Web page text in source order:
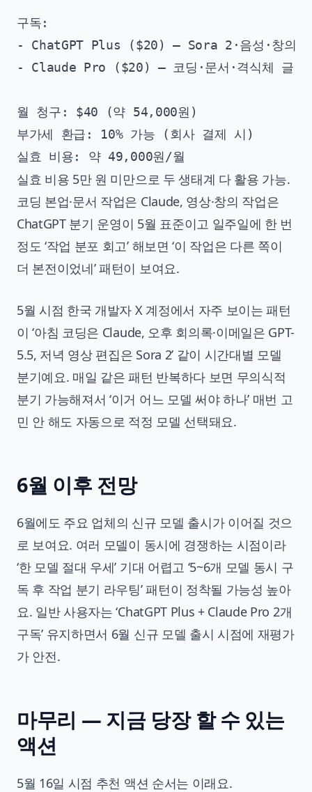
구독:
- ChatGPT Plus ($20) — Sora 2·음성·창의
- Claude Pro ($20) — 코딩·문서·격식체 글
월 청구: $40 (약 54,000원)
부가세 환급: 10% 가능 (회사 결제 시)
실효 비용 5만 원 미만으로 두 생태계 다 활용 가능.
코딩 본업·문서 작업은 Claude, 영상·창의 작업은
ChatGPT 분기 운영이 5월 표준이고 일주일에 한 번
정도 ‘작업 분포 회고’ 해보면 ‘이 작업은 다른 쪽이
더 본전이었네’ 패턴이 보여요.
5월 시점 한국 개발자 X 계정에서 자주 보이는 패턴
이 ‘아침 코딩은 Claude, 오후 회의록·이메일은 GPT-
5.5, 저녁 영상 편집은 Sora 2’ 같이 시간대별 모델
분기예요. 매일 같은 패턴 반복하다 보면 무의식적
분기 가능해져서 ‘이거 어느 모델 써야 하나’ 매번 고
민 안 해도 자동으로 적정 모델 선택돼요.
6월 이후 전망
6월에도 주요 업체의 신규 모델 출시가 이어질 것으
로 보여요. 여러 모델이 동시에 경쟁하는 시점이라
‘한 모델 절대 우세’ 기대 어렵고 ‘5~6개 모델 동시 구
독 후 작업 분기 라우팅’ 패턴이 정착될 가능성 높아
요. 일반 사용자는 ‘ChatGPT Plus + Claude Pro 2개
구독’ 유지하면서 6월 신규 모델 출시 시점에 재평가
가 안전.
마무리 — 지금 당장 할 수 있는
액션
5월 16일 시점 추천 액션 순서는 이래요.